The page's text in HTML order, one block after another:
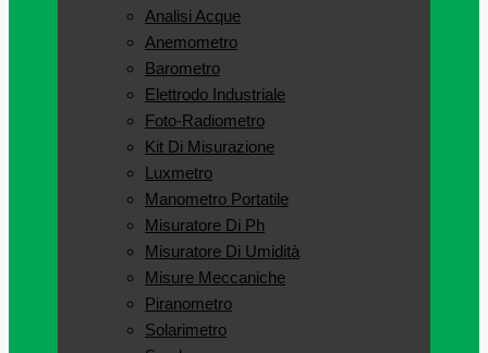
Analisi Acque
Anemometro
Barometro
Elettrodo Industriale
Foto-Radiometro
Kit Di Misurazione
Luxmetro
Manometro Portatile
Misuratore Di Ph
Misuratore Di Umidità
Misure Meccaniche
Piranometro
Solarimetro